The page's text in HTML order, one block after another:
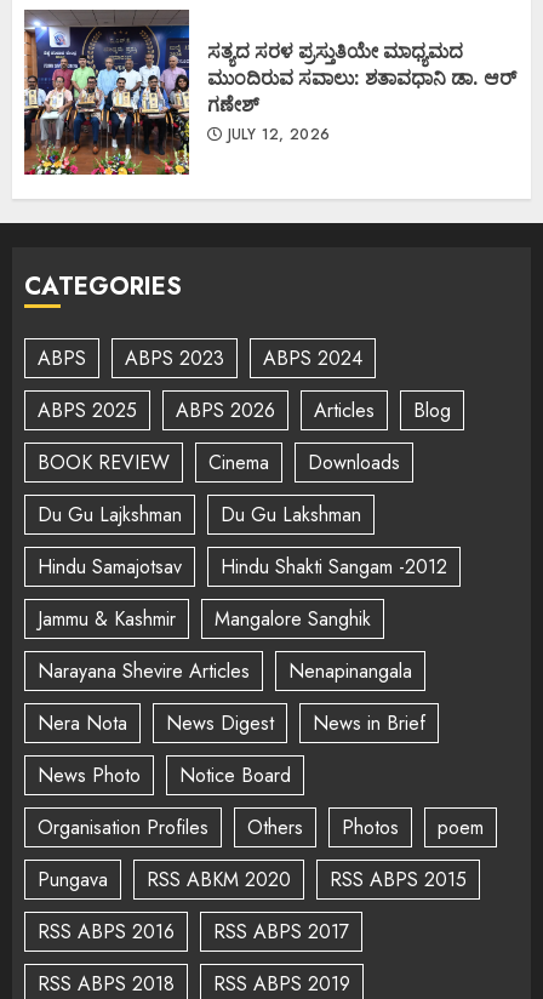
ಸತ್ಯದ ಸರಳ ಪ್ರಸ್ತುತಿಯೇ ಮಾಧ್ಯಮದ
ಮುಂದಿರುವ ಸವಾಲು: ಶತಾವಧಾನಿ ಡಾ. ಆರ್
ಗಣೇಶ್
JULY 12, 2026
CATEGORIES
ABPS ABPS 2023
ABPS 2024
ABPS 2025
ABPS 2026 Articles
Blog
BOOK REVIEW
Cinema
Downloads
Du Gu Lajkshman
Du Gu Lakshman
Hindu Samajotsav
Hindu Shakti Sangam -2012
Jammu & Kashmir
Mangalore Sanghik
Narayana Shevire Articles
Nenapinangala
Nera Nota
News Digest
News in Brief
News Photo
Notice Board
Organisation Profiles
Others Photos
poem
Pungava
RSS ABKM 2020
RSS ABPS 2015
RSS ABPS 2016
RSS ABPS 2017
RSS ABPS 2018
RSS ABPS 2019